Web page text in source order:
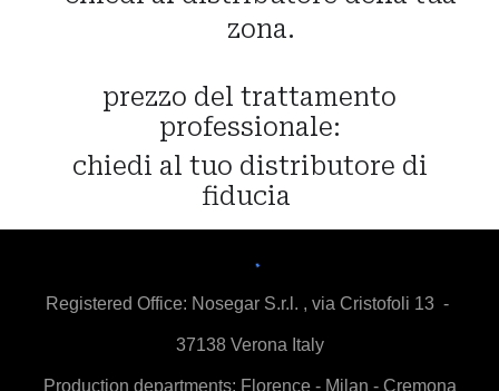
zona.
prezzo del trattamento
professionale:
chiedi al tuo distributore di
fiducia
Registered Office: Nosegar S.r.l. , via Cristofoli 13 -
37138 Verona Italy
Production departments: Florence - Milan - Cremona